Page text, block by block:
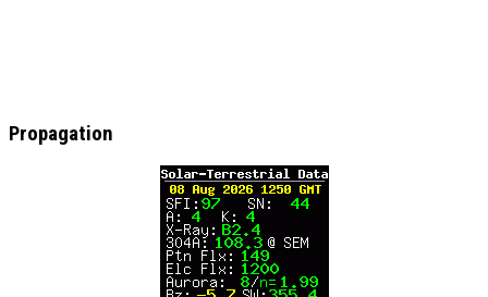
Propagation